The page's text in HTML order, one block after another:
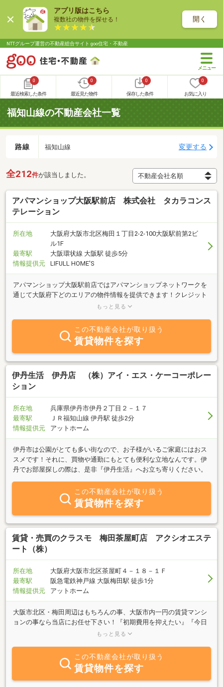
アプリ版はこちら
複数社の物件を探せる！ 開く
NTTグループ運営の不動産総合サイト goo住宅・不動産
0
最近検索した条件
0
最近見た物件
0
保存した条件
0
お気に入り
福知山線の不動産会社一覧
路線 福知山線 変更する
全212件が該当しました。
アパマンショップ大阪駅前店 株式会社 タカラコンス
テレーション
所在地
大阪府大阪市北区梅田１丁目2-2-100大阪駅前第2ビ
ル1F
最寄駅
大阪環状線 大阪駅 徒歩5分
情報提供元
LIFULL HOME'S
アパマンショップ大阪駅前店ではアパマンショップネットワークを
通じて大阪府下どのエリアの物件情報を提供できます！クレジット
決済も可能！また当店では来店不要のＩＴ接客も実施しておりま
もっと見る
この不動産会社が取り扱う
賃貸物件を探す
伊丹生活 伊丹店 （株）アイ・エス・ケーコーポレー
ション
所在地
兵庫県伊丹市伊丹２丁目２－１７
最寄駅
ＪＲ福知山線 伊丹駅 徒歩2分
情報提供元
アットホーム
伊丹市は公園がとても多い街なので、お子様がいるご家庭にはおス
スメです！それに、買物や通勤にもとても便利な立地なんです。伊
丹でお部屋探しの際は、是非『伊丹生活』へお立ち寄りください。
この不動産会社が取り扱う
賃貸物件を探す
賃貸・売買のクラスモ 梅田茶屋町店 アクシオエステ
ート（株）
所在地
大阪府大阪市北区茶屋町４－１８－１Ｆ
最寄駅
阪急電鉄神戸線 大阪梅田駅 徒歩1分
情報提供元
アットホーム
大阪市北区・梅田周辺はもちろんの事、大阪市内一円の賃貸マンシ
ョンの事なら当店にお任せ下さい！『初期費用を抑えたい』『今日
から住みたい』『新築に住みたい』『会社やお店の寮として借りた
もお申し付け下さい。弊社スタッフがお客様お一人お一人ににとこ
とんお付き合いいたします！女性アドバイザーも在籍しておりま
す！当店ならではの４つのメリット！！・近隣の主要駅まで『お迎
えサービス』も実施しておりますのでご希望のお客様はお気軽にお
もっと見る
この不動産会社が取り扱う
賃貸物件を探す